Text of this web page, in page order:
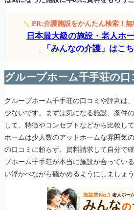
＼PR:介護施設をかんたん検索！無
日本最大級の施設・老人ホ
「みんなの介護」はこ
グループホーム千手荘の口
グループホーム千手荘の口コミや評判は
少ないです。まずは気になる施設、条件
して、特徴やコンセプトなどから比較し
ホームは少人数のアットホームな雰囲気
の口コミに頼らず、資料請求して自分で
プホーム千手荘が本当に施設が合ってい
い浮かべながら確かめるようにしましょう